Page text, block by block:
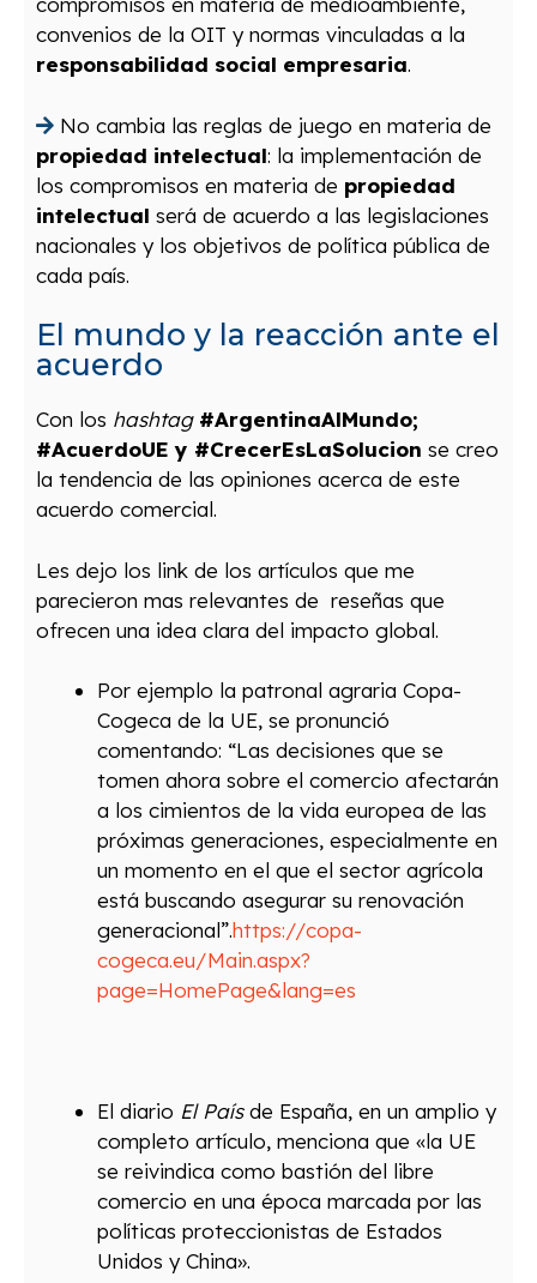
convenios de la OIT y normas vinculadas a la
responsabilidad social empresaria.
No cambia las reglas de juego en materia de
propiedad intelectual: la implementación de
los compromisos en materia de propiedad
intelectual será de acuerdo a las legislaciones
nacionales y los objetivos de política pública de
cada país.
El mundo y la reacción ante el
acuerdo
Con los hashtag #ArgentinaAlMundo;
#AcuerdoUE y #CrecerEsLaSolucion se creo
la tendencia de las opiniones acerca de este
acuerdo comercial.
Les dejo los link de los artículos que me
parecieron mas relevantes de reseñas que
ofrecen una idea clara del impacto global.
Por ejemplo la patronal agraria Copa-
Cogeca de la UE, se pronunció
comentando: “Las decisiones que se
tomen ahora sobre el comercio afectarán
a los cimientos de la vida europea de las
próximas generaciones, especialmente en
un momento en el que el sector agrícola
está buscando asegurar su renovación
generacional”.https://copa-
cogeca.eu/Main.aspx?
page=HomePage&lang=es
El diario El Paísde España, en un amplio y
completo artículo, menciona que «la UE
se reivindica como bastión del libre
comercio en una época marcada por las
políticas proteccionistas de Estados
Unidos y China».